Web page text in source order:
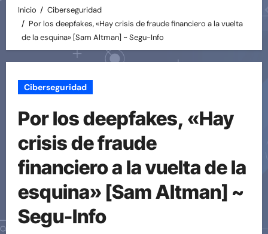
Inicio
Ciberseguridad
Por los deepfakes, «Hay crisis de fraude financiero a la vuelta
de la esquina» [Sam Altman] ~ Segu-Info
Ciberseguridad
Por los deepfakes, «Hay
crisis de fraude
financiero a la vuelta de la
esquina» [Sam Altman] ~
Segu-Info